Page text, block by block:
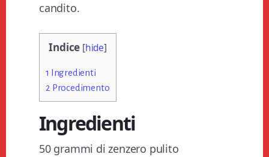
candito.
Indice [hide]
1
Ingredienti
2 Procedimento
Ingredienti
50 grammi di zenzero pulito